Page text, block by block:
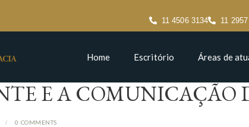
11 4506 3134 11
Home Escritório Áreas de
E A COMUNICAÇÃO
0 COMMENTS